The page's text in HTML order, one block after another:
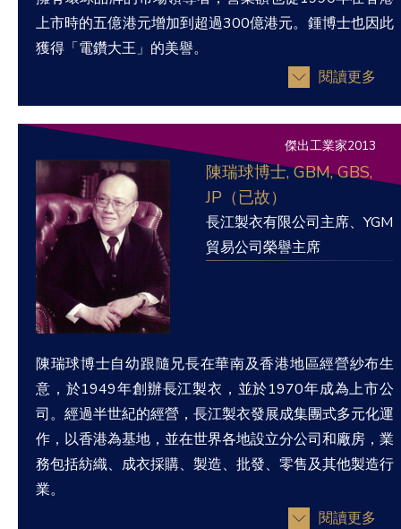
上市時的五億港元增加到超過300億港元。鍾博士也因此
獲得「電鑽大王」的美譽。
閱讀更多
傑出工業家2013
陳瑞球博士, GBM, GBS,
JP（已故）
長江製衣有限公司主席、YGM
貿易公司榮譽主席
陳瑞球博士自幼跟隨兄長在華南及香港地區經營紗布生
意，於1949年創辦長江製衣，並於1970年成為上市公
司。經過半世紀的經營，長江製衣發展成集團式多元化運
作，以香港為基地，並在世界各地設立分公司和廠房，業
務包括紡織、成衣採購、製造、批發、零售及其他製造行
業。
閱讀更多